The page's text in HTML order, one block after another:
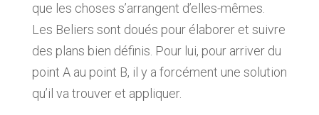
que les choses s’arrangent d’elles-mêmes.
Les Beliers sont doués pour élaborer et suivre
des plans bien définis. Pour lui, pour arriver du
point A au point B, il y a forcément une solution
qu’il va trouver et appliquer.